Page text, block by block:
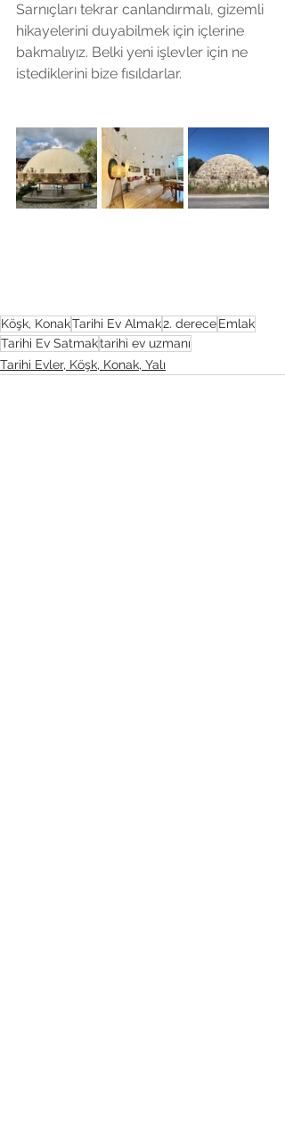
Sarnıçları tekrar canlandırmalı, gizemli
hikayelerini duyabilmek için içlerine
bakmalıyız. Belki yeni işlevler için ne
istediklerini bize fısıldarlar.
Köşk, KonakTarihi Ev Almak2. dereceEmlak
Tarihi Ev Satmaktarihi ev uzmanı
Tarihi Evler, Köşk, Konak, Yalı